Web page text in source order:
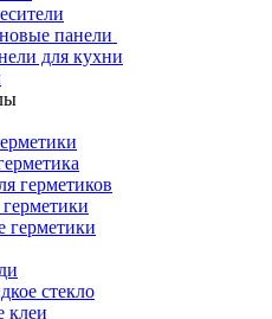
панели
для кухни
герметиков
герметики
стекло
клеи